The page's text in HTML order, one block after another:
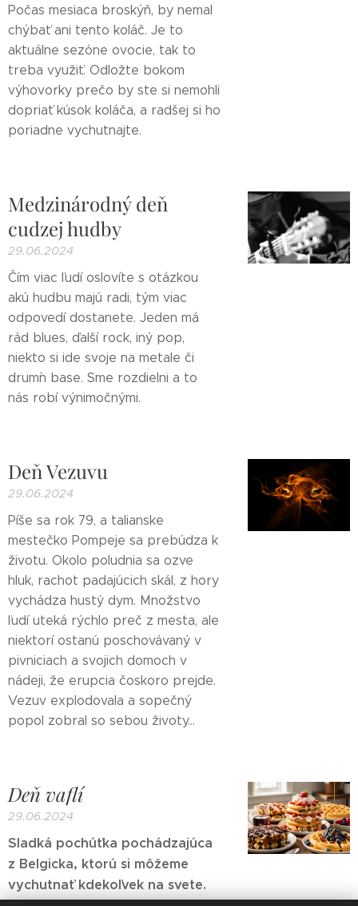
Počas mesiaca broskýň, by nemal
chýbať ani tento koláč. Je to
aktuálne sezóne ovocie, tak to
treba využiť. Odložte bokom
výhovorky prečo by ste si nemohli
dopriať kúsok koláča, a radšej si ho
poriadne vychutnajte.
Medzinárodný deň
cudzej hudby
29.06.2024
Čím viac ľudí oslovíte s otázkou
akú hudbu majú radi, tým viac
odpovedí dostanete. Jeden má
rád blues, ďalší rock, iný pop,
niekto si ide svoje na metale či
drum`n base. Sme rozdielni a to
nás robí výnimočnými.
Deň Vezuvu
29.06.2024
Píše sa rok 79, a talianske
mestečko Pompeje sa prebúdza k
životu. Okolo poludnia sa ozve
hluk, rachot padajúcich skál, z hory
vychádza hustý dym. Množstvo
ľudí uteká rýchlo preč z mesta, ale
niektorí ostanú poschovávaný v
pivniciach a svojich domoch v
nádeji, že erupcia čoskoro prejde.
Vezuv explodovala a sopečný
popol zobral so sebou životy...
Deň vaflí
29.06.2024
Sladká pochúťka pochádzajúca
z Belgicka, ktorú si môžeme
vychutnať kdekoľvek na svete.